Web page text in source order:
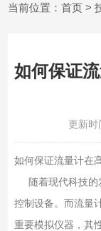
当前位置：首页 >
如何保证
更新
如何保证流量计在
随着现代科技的
控制设备。而流量
重要模拟仪器，其